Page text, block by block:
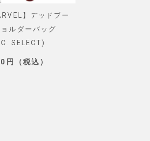
】デッドプー
ルダーバッグ
SELECT)
円（税込）